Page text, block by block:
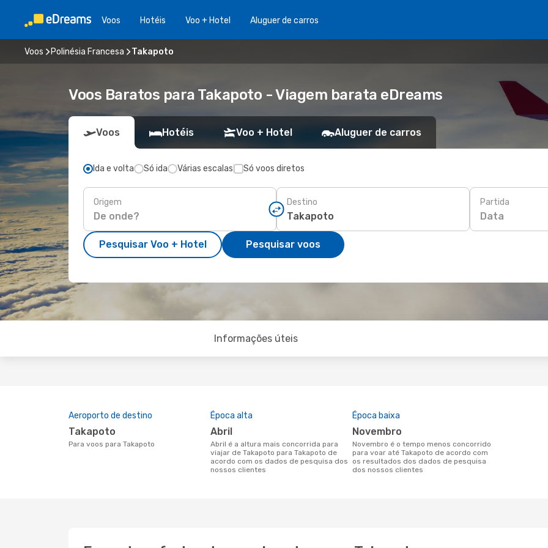
Voos Hotéis Voo + Hotel Aluguer de carros
Voos Polinésia Francesa Takapoto
Voos Baratos para Takapoto - Viagem barata eDreams
Voos Hotéis Voo + Hotel Aluguer de carros
Ida e volta Só ida Várias escalas Só voos diretos
Origem Destino Partida
Data
Pesquisar Voo + Hotel Pesquisar voos
Informações úteis
Aeroporto de destino
Takapoto
Para voos para Takapoto
Época alta
abril
abril é a altura mais concorrida para
viajar de Takapoto para Takapoto de
acordo com os dados de pesquisa dos
nossos clientes
Época baixa
novembro
novembro é o tempo menos concorrido
para voar até Takapoto de acordo com
os resultados dos dados de pesquisa
dos nossos clientes